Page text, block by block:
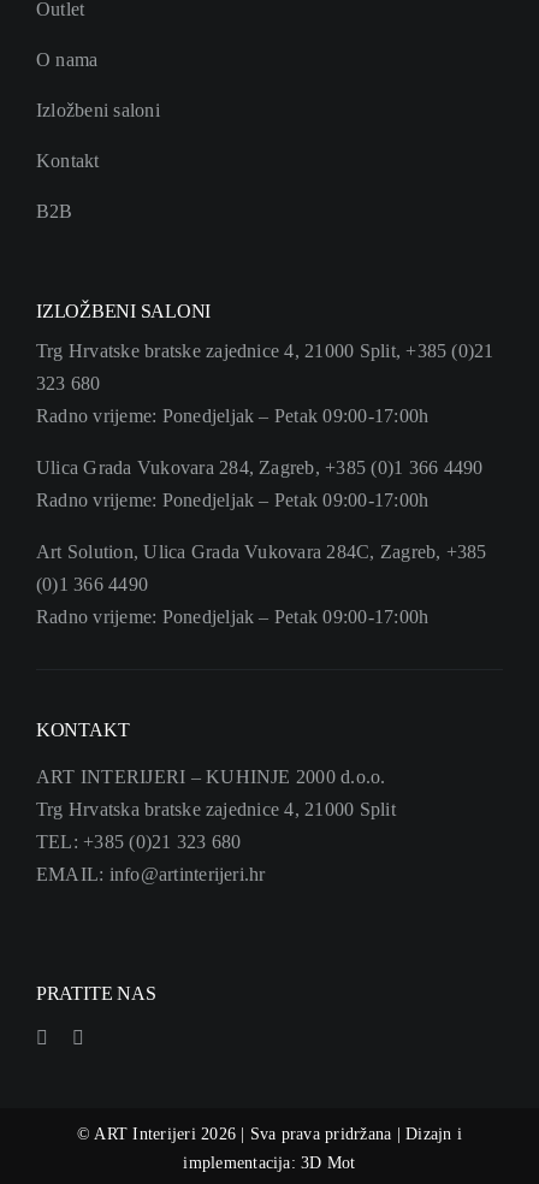
Outlet
O nama
Izložbeni saloni
Kontakt
B2B
IZLOŽBENI SALONI
Trg Hrvatske bratske zajednice 4, 21000 Split, +385 (0)21
323 680
Radno vrijeme: Ponedjeljak – Petak 09:00-17:00h
Ulica Grada Vukovara 284, Zagreb, +385 (0)1 366 4490
Radno vrijeme: Ponedjeljak – Petak 09:00-17:00h
Art Solution, Ulica Grada Vukovara 284C, Zagreb, +385
(0)1 366 4490
Radno vrijeme: Ponedjeljak – Petak 09:00-17:00h
KONTAKT
ART INTERIJERI – KUHINJE 2000 d.o.o.
Trg Hrvatska bratske zajednice 4, 21000 Split
TEL: +385 (0)21 323 680
EMAIL: info@artinterijeri.hr
PRATITE NAS
© ART Interijeri 2026 | Sva prava pridržana | Dizajn i
implementacija:3D Mot